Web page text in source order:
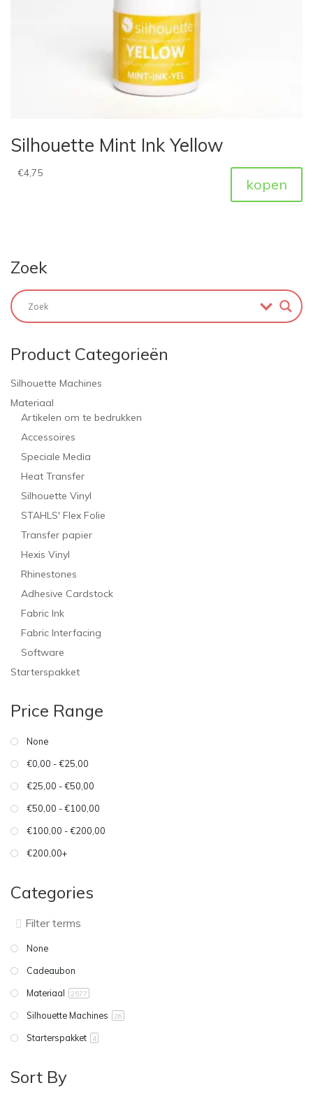
Silhouette Mint Ink Yellow
€4,75
kopen
Zoek
Product Categorieën
Silhouette Machines
Materiaal
Artikelen om te bedrukken
Accessoires
Speciale Media
Heat Transfer
Silhouette Vinyl
STAHLS' Flex Folie
Transfer papier
Hexis Vinyl
Rhinestones
Adhesive Cardstock
Fabric Ink
Fabric Interfacing
Software
Starterspakket
Price Range
None
€0,00 - €25,00
€25,00 - €50,00
€50,00 - €100,00
€100,00 - €200,00
€200,00+
Categories
None
Cadeaubon
Materiaal
2577
Silhouette Machines 26
Starterspakket 4
Sort By